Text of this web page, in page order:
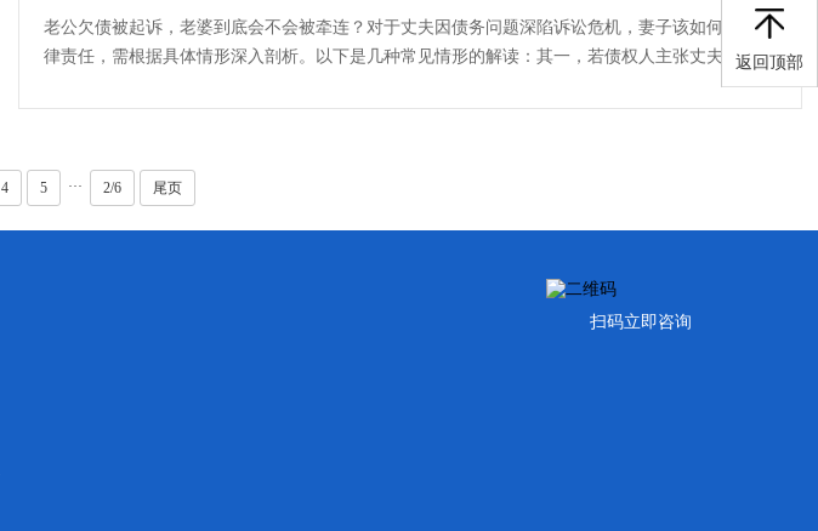
老公欠债被起诉，老婆到底会不会被牵连？对于丈夫因债务问题深陷诉讼危机，妻子该如何承担法
律责任，需根据具体情形深入剖析。以下是几种常见情形的解读：其一，若债权人主张丈夫的借款
4 5 ··· 2/6 尾页
扫码立即咨询
返回顶部